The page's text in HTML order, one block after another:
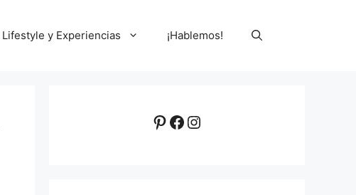
Lifestyle y Experiencias ¡Hablemos!
Pinterest
Facebook
Instagram